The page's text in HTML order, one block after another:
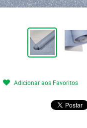
Adicionar aos Favoritos